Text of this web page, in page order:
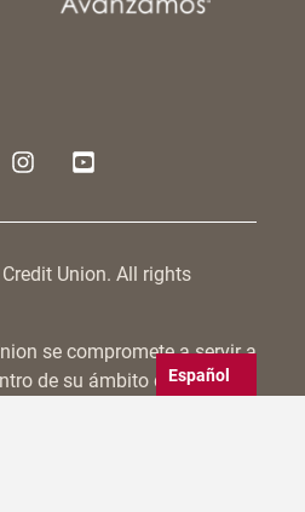
Union. All rights
se compromete a servir a
de su ámbito deEspañol